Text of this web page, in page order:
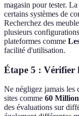
magasin pour tester.
certains systèmes de
Recherchez des
plusieurs
plateformes comme
facilité d'utilisation.
Étape 5 : Vérifier
Ne négligez jamais les
sites comme 60
des évaluations sur